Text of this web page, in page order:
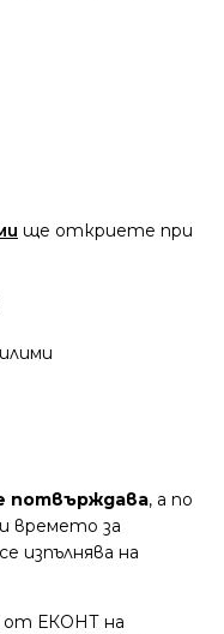
ще откриете при
потвърждава, а по
времето за
изпълнява на
от ЕКОНТ на